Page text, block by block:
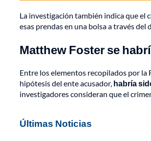
La investigación también indica que el
esas prendas en una bolsa a través
Matthew Foster se
Entre los elementos recopilados por la
hipótesis del ente acusador, habría
investigadores consideran que el
Últimas Noticias